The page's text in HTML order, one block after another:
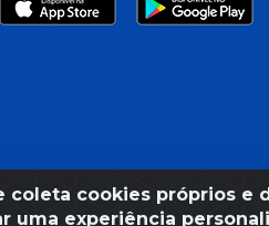
coleta cookies próprios e
uma experiência